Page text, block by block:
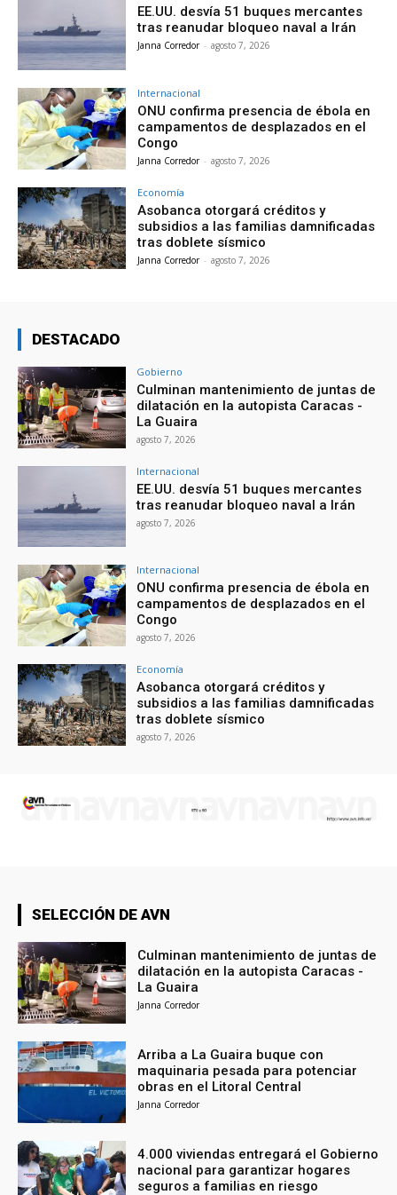
EE.UU. desvía 51 buques mercantes
tras reanudar bloqueo naval a Irán
Janna Corredor - agosto 7, 2026
Internacional
ONU confirma presencia de ébola en
campamentos de desplazados en el
Congo
Janna Corredor - agosto 7, 2026
Economía
Asobanca otorgará créditos y
subsidios a las familias damnificadas
tras doblete sísmico
Janna Corredor - agosto 7, 2026
DESTACADO
Gobierno
Culminan mantenimiento de juntas de
dilatación en la autopista Caracas -
La Guaira
agosto 7, 2026
Internacional
EE.UU. desvía 51 buques mercantes
tras reanudar bloqueo naval a Irán
agosto 7, 2026
Internacional
ONU confirma presencia de ébola en
campamentos de desplazados en el
Congo
agosto 7, 2026
Economía
Asobanca otorgará créditos y
subsidios a las familias damnificadas
tras doblete sísmico
agosto 7, 2026
SELECCIÓN DE AVN
Culminan mantenimiento de juntas de
dilatación en la autopista Caracas -
La Guaira
Janna Corredor
Arriba a La Guaira buque con
maquinaria pesada para potenciar
obras en el Litoral Central
Janna Corredor
4.000 viviendas entregará el Gobierno
nacional para garantizar hogares
seguros a familias en riesgo